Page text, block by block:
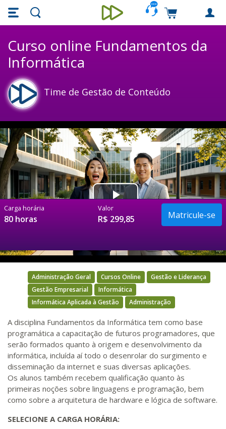
Skip main navigation
Skip to main content
Unieducar
Carrinho de
Curso online Fundamentos da
Informática
Time de Gestão de Conteúdo
Video
Carga horária
80 horas
Valor
R$ 299,85
Administração Geral Cursos Online
Gestão e Liderança
Gestão Empresarial
Informática
Informática Aplicada à Gestão
Administração
A disciplina Fundamentos da Informática tem como base
programática a capacitação de futuros programadores, que
serão formados quanto à origem e desenvolvimento da
informática, incluída aí todo o desenrolar do surgimento e
disseminação da internet e suas diversas aplicações.
Os alunos também recebem qualificação quanto às
primeiras noções sobre linguagens e programação, bem
como sobre a arquitetura de hardware e lógica de software.
SELECIONE A CARGA HORÁRIA: